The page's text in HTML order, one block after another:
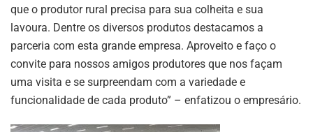
que o produtor rural precisa para sua colheita e sua
lavoura. Dentre os diversos produtos destacamos a
parceria com esta grande empresa. Aproveito e faço o
convite para nossos amigos produtores que nos façam
uma visita e se surpreendam com a variedade e
funcionalidade de cada produto” – enfatizou o empresário.